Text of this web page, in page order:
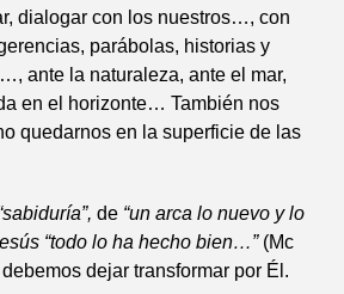
dialogar con los nuestros…, con
parábolas, historias y
ante la naturaleza, ante el mar,
en el horizonte… También nos
quedarnos en la superficie de las
de “un arca lo nuevo y lo
“todo lo ha hecho bien…” (Mc
dejar transformar por Él.